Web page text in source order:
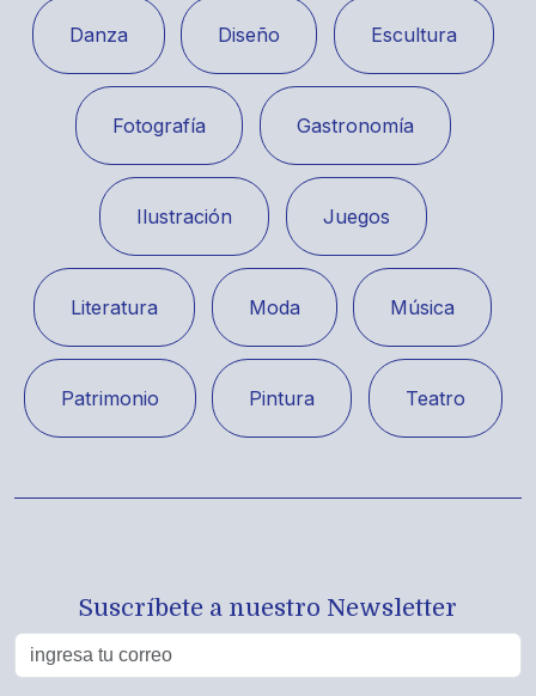
Danza Diseño Escultura
Fotografía Gastronomía
Ilustración Juegos
Literatura Moda Música
Patrimonio Pintura Teatro
Suscríbete a nuestro Newsletter